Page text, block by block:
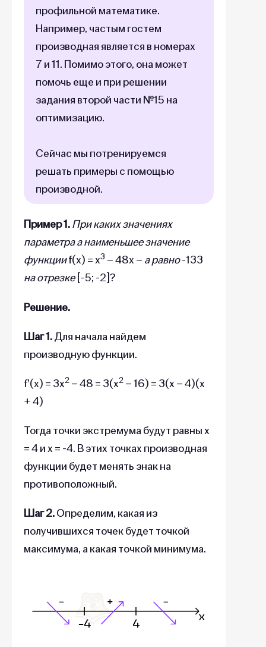
профильной математике.
Например, частым гостем
производная является в номерах
7 и 11. Помимо этого, она может
помочь еще и при решении
задания второй части №15 на
оптимизацию.
Сейчас мы потренируемся
решать примеры с помощью
производной.
Пример 1.При каких значениях
параметра а наименьшее значение
функцииf(x) = x3 – 48x – a равно-133
на отрезке [-5; -2]?
Решение.
Шаг 1.Для начала найдем
производную функции.
f'(x) = 3x2 – 48 = 3(x2 – 16) = 3(x – 4)(x
+ 4)
Тогда точки экстремума будут равны x
= 4 и x = -4. В этих точках производная
функции будет менять знак на
противоположный.
Шаг 2.Определим, какая из
получившихся точек будет точкой
максимума, а какая точкой минимума.